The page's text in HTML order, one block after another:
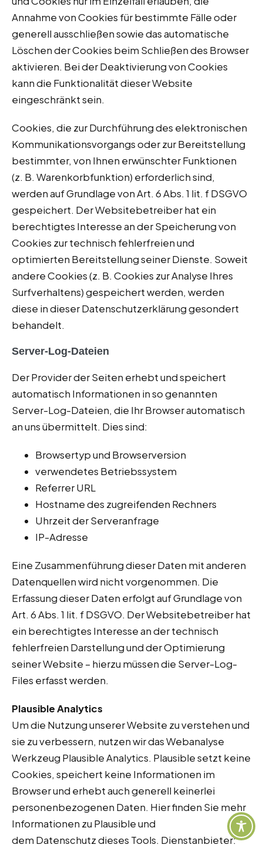
Annahme von Cookies für bestimmte Fälle oder
generell ausschließen sowie das automatische
Löschen der Cookies beim Schließen des Browser
aktivieren. Bei der Deaktivierung von Cookies
kann die Funktionalität dieser Website
eingeschränkt sein.
Cookies, die zur Durchführung des elektronischen
Kommunikationsvorgangs oder zur Bereitstellung
bestimmter, von Ihnen erwünschter Funktionen
(z. B. Warenkorbfunktion) erforderlich sind,
werden auf Grundlage von Art. 6 Abs. 1 lit. f DSGVO
gespeichert. Der Websitebetreiber hat ein
berechtigtes Interesse an der Speicherung von
Cookies zur technisch fehlerfreien und
optimierten Bereitstellung seiner Dienste. Soweit
andere Cookies (z. B. Cookies zur Analyse Ihres
Surfverhaltens) gespeichert werden, werden
diese in dieser Datenschutzerklärung gesondert
behandelt.
Server-Log-Dateien
Der Provider der Seiten erhebt und speichert
automatisch Informationen in so genannten
Server-Log-Dateien, die Ihr Browser automatisch
an uns übermittelt. Dies sind:
Browsertyp und Browserversion
verwendetes Betriebssystem
Referrer URL
Hostname des zugreifenden Rechners
Uhrzeit der Serveranfrage
IP-Adresse
Eine Zusammenführung dieser Daten mit anderen
Datenquellen wird nicht vorgenommen. Die
Erfassung dieser Daten erfolgt auf Grundlage von
Art. 6 Abs. 1 lit. f DSGVO. Der Websitebetreiber hat
ein berechtigtes Interesse an der technisch
fehlerfreien Darstellung und der Optimierung
seiner Website – hierzu müssen die Server-Log-
Files erfasst werden.
Plausible Analytics
Um die Nutzung unserer Website zu verstehen und
sie zu verbessern, nutzen wir das Webanalyse
Werkzeug Plausible Analytics. Plausible setzt keine
Cookies, speichert keine Informationen im
Browser und erhebt auch generell keinerlei
personenbezogenen Daten. Hier finden Sie mehr
Informationen zu Plausible und
dem Datenschutz dieses Tools. Dienstanbieter: